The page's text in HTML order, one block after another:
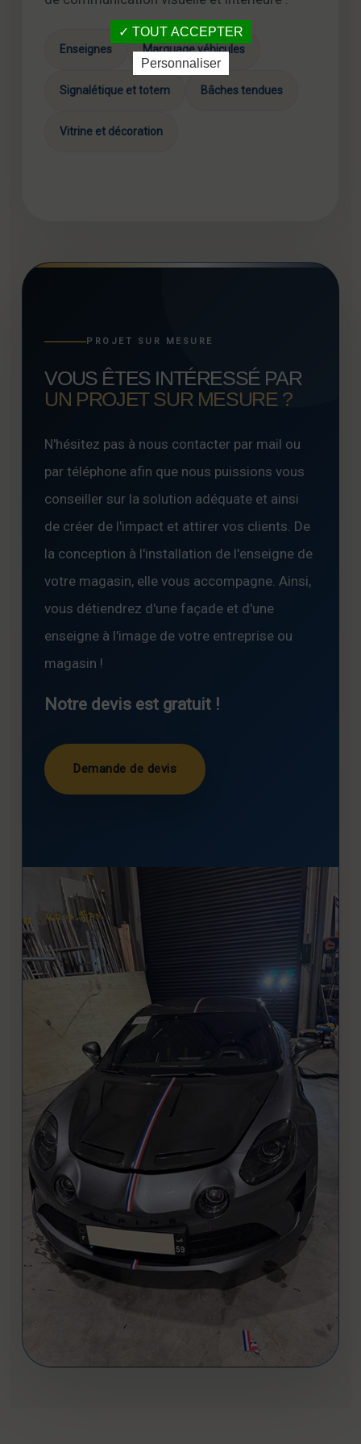
Enseignes Marquage véhicules
Signalétique et totem Bâches tendues
Vitrine et décoration
PROJET SUR MESURE
VOUS ÊTES INTÉRESSÉ PAR
UN PROJET SUR MESURE ?
N'hésitez pas à nous contacter par mail ou
par téléphone afin que nous puissions vous
conseiller sur la solution adéquate et ainsi
de créer de l'impact et attirer vos clients. De
la conception à l'installation de l'enseigne de
votre magasin, elle vous accompagne. Ainsi,
vous détiendrez d'une façade et d'une
enseigne à l'image de votre entreprise ou
magasin !
Notre devis est gratuit !
Demande de devis
TOUT ACCEPTER
Personnaliser